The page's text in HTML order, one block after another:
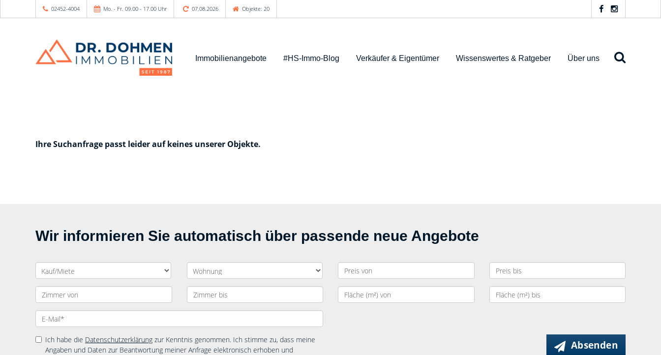
02452-4004 Mo. - Fr. 09.00 - 17.00 Uhr 07.08.2026 Objekte: 20
Immobilienangebote #HS-Immo-Blog Verkäufer & Eigentümer Wissenswertes & Ratgeber Über uns
Ihre Suchanfrage passt leider auf keines unserer Objekte.
Wir informieren Sie automatisch über passende neue Angebote
Ich habe die Datenschutzerklärung zur Kenntnis genommen. Ich stimme zu, dass meine
Angaben und Daten zur Beantwortung meiner Anfrage elektronisch erhoben und
Absenden